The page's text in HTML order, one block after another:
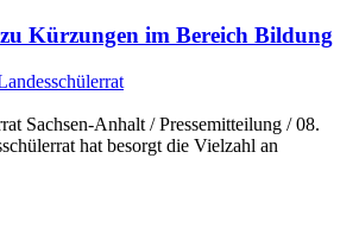
Kürzungen im Bereich Bildung
Sachsen-Anhalt / Pressemitteilung / 08.
hat besorgt die Vielzahl an